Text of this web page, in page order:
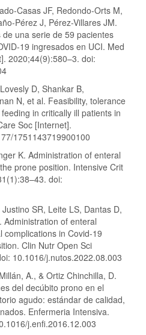
Casas JF, Redondo-Orts M,
Pérez J, Pérez-Villares JM.
una serie de 59 pacientes
19 ingresados en UCI. Med
2020;44(9):580–3. doi:
D, Shankar B,
N, et al. Feasibility, tolerance
in critically ill patients in
Soc [Internet].
1751143719900100
K. Administration of enteral
prone position. Intensive Crit
doi:
SR, Leite LS, Dantas D,
Administration of enteral
complications in Covid-19
Clin Nutr Open Sci
10.1016/j.nutos.2022.08.003
A., & Ortiz Chinchilla, D.
del decúbito prono en el
agudo: estándar de calidad,
Enfermeria Intensiva.
j.enfi.2016.12.003